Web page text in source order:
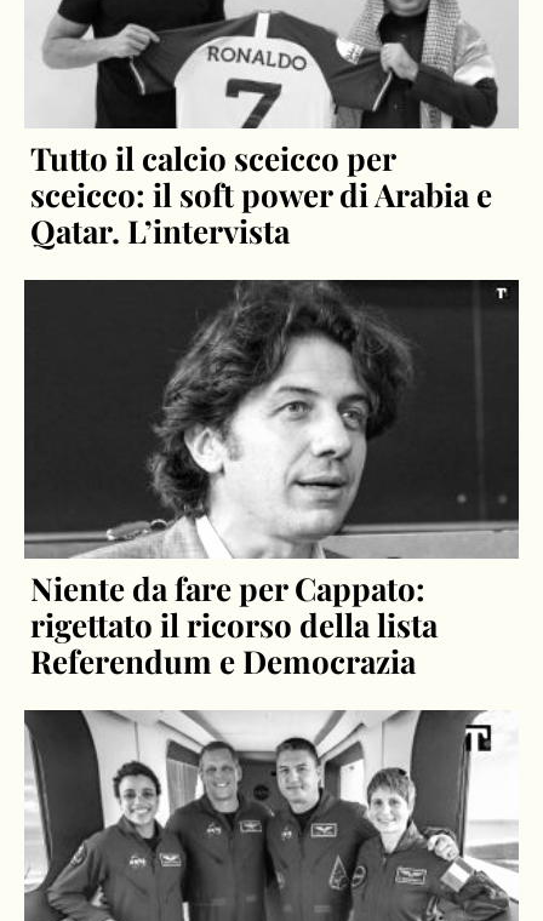
Tutto il calcio sceicco per
sceicco: il soft power di Arabia e
Qatar. L’intervista
Niente da fare per Cappato:
rigettato il ricorso della lista
Referendum e Democrazia